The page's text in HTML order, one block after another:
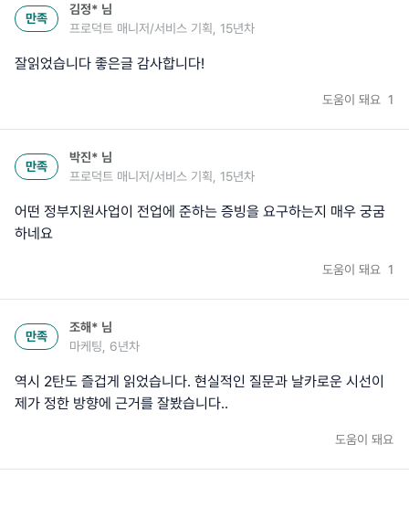
만족
김정* 님
프로덕트 매니저/서비스 기획, 15년차
잘읽었습니다 좋은글 감사합니다!
도움이 돼요 1
만족
박진* 님
프로덕트 매니저/서비스 기획, 15년차
어떤 정부지원사업이 전업에 준하는 증빙을 요구하는지 매우 궁굼
하네요
도움이 돼요 1
만족
조해* 님
마케팅, 6년차
역시 2탄도 즐겁게 읽었습니다. 현실적인 질문과 날카로운 시선이
제가 정한 방향에 근거를 잘봤습니다..
도움이 돼요